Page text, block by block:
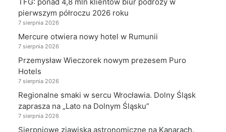
pierwszym półroczu 2026 roku
7 sierpnia 2026
Mercure otwiera nowy hotel w Rumunii
7 sierpnia 2026
Przemysław Wieczorek nowym prezesem Puro
Hotels
7 sierpnia 2026
Regionalne smaki w sercu Wrocławia. Dolny Śląsk
zaprasza na „Lato na Dolnym Śląsku”
7 sierpnia 2026
Sierpniowe zjawiska astronomiczne na Kanarach.